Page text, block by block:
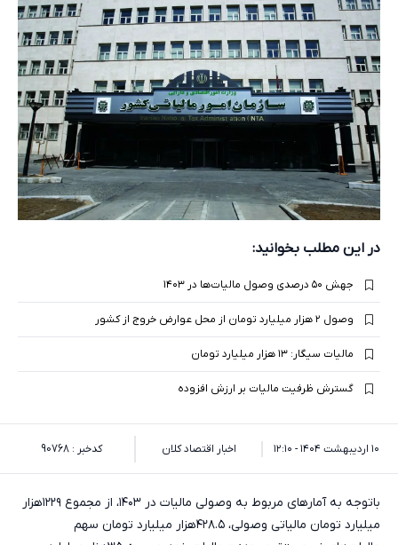
در این مطلب بخوانید:
جهش ۵۰ درصدی وصول مالیات‌ها در ۱۴۰۳
وصول ۲ هزار میلیارد تومان از محل عوارض خروج از کشور
مالیات سیگار: ۱۳ هزار میلیارد تومان
گسترش ظرفیت مالیات بر ارزش افزوده
۱۰ اردیبهشت ۱۴۰۴ - ۱۲:۱۰ اخبار اقتصاد کلان کدخبر : 90768
باتوجه به آمارهای مربوط به وصولی مالیات در ۱۴۰۳، از مجموع ۱۲۲۹هزار
میلیارد تومان مالیاتی وصولی، ۴۲۸.۵هزار میلیارد تومان سهم